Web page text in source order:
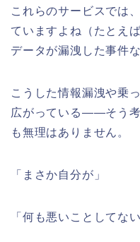
これらのサービスでは
ていますよね（たとえ
データが漏洩した事件な
こうした情報漏洩や乗
広がっている――そう
も無理はありません。
「まさか自分が」
「何も悪いことしてな